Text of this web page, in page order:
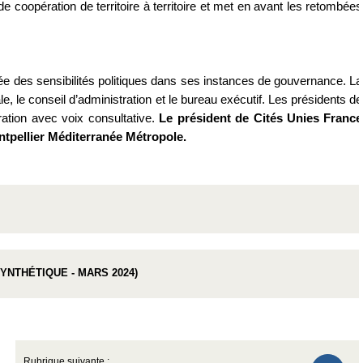
coopération de territoire à territoire et met en avant les
des sensibilités politiques dans ses instances de gouvernance.
le conseil d’administration et le bureau exécutif. Les présidents
avec voix consultative. Le président de Cités Unies
Méditerranée Métropole.
- MARS 2024)